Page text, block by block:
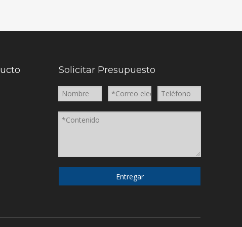
Solicitar Presupuesto
Entregar